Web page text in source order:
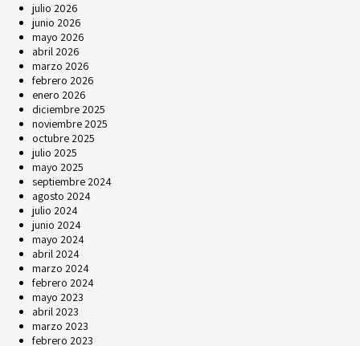
julio 2026
junio 2026
mayo 2026
abril 2026
marzo 2026
febrero 2026
enero 2026
diciembre 2025
noviembre 2025
octubre 2025
julio 2025
mayo 2025
septiembre 2024
agosto 2024
julio 2024
junio 2024
mayo 2024
abril 2024
marzo 2024
febrero 2024
mayo 2023
abril 2023
marzo 2023
febrero 2023